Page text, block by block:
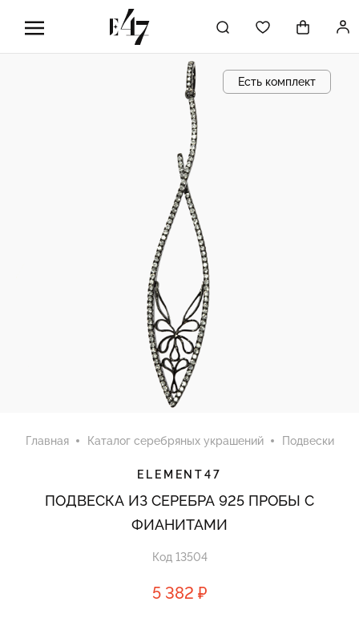
Есть комплект
Главная Каталог серебряных украшений Подвески
ELEMENT47
ПОДВЕСКА ИЗ СЕРЕБРА 925 ПРОБЫ С
ФИАНИТАМИ
Код 13504
5 382 ₽